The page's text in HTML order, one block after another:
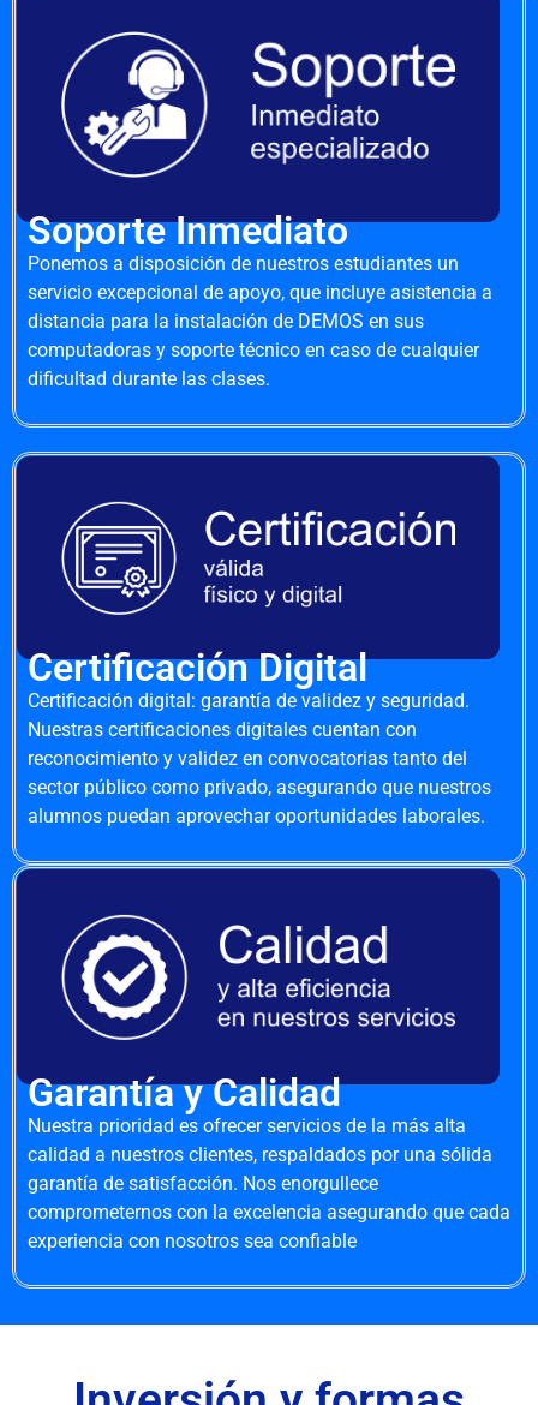
Soporte Inmediato
Ponemos a disposición de nuestros estudiantes un
servicio excepcional de apoyo, que incluye asistencia a
distancia para la instalación de DEMOS en sus
computadoras y soporte técnico en caso de cualquier
dificultad durante las clases.
Certificación Digital
Certificación digital: garantía de validez y seguridad.
Nuestras certificaciones digitales cuentan con
reconocimiento y validez en convocatorias tanto del
sector público como privado, asegurando que nuestros
alumnos puedan aprovechar oportunidades laborales.
Garantía y Calidad
Nuestra prioridad es ofrecer servicios de la más alta
calidad a nuestros clientes, respaldados por una sólida
garantía de satisfacción. Nos enorgullece
comprometernos con la excelencia asegurando que cada
experiencia con nosotros sea confiable